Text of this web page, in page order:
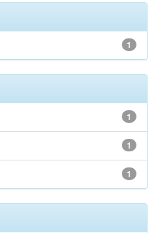
1
1
1
1